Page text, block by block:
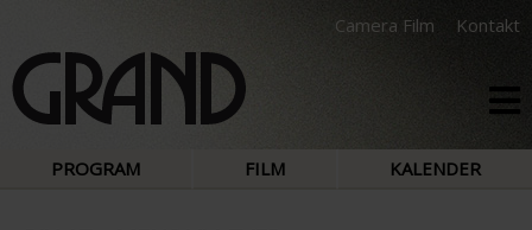
Camera Film Kontakt
PROGRAM FILM KALENDER